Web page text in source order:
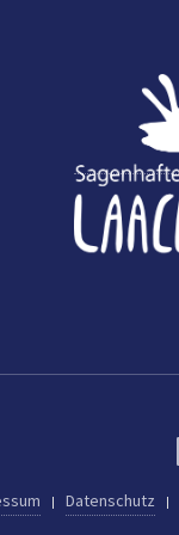
Datenschutz